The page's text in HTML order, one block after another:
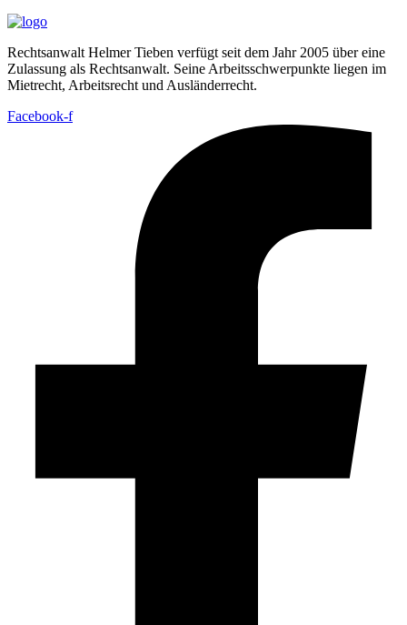
Rechtsanwalt Helmer Tieben verfügt seit dem Jahr 2005 über eine
Zulassung als Rechtsanwalt. Seine Arbeitsschwerpunkte liegen im
Mietrecht, Arbeitsrecht und Ausländerrecht.
Facebook-f